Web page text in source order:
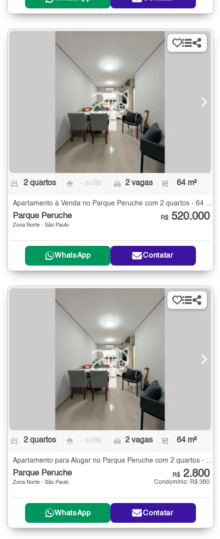
2 quartos - suíte 2 vagas 64 m²
Parque Peruche
Zona Norte - São Paulo
R$ 520.000
WhatsApp Contatar
2 quartos - suíte 2 vagas 64 m²
Apartamento para Alugar no Parque Peruche com 2 quartos - 64 m²
Parque Peruche
Zona Norte - São Paulo
R$ 2.800
Condomínio: R$ 380
WhatsApp Contatar